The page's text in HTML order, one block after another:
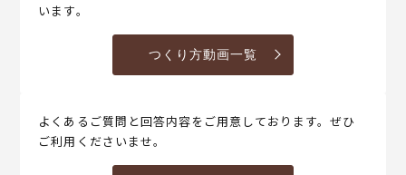
います。
つくり方動画一覧
よくあるご質問と回答内容をご用意しております。ぜひ
ご利用くださいませ。